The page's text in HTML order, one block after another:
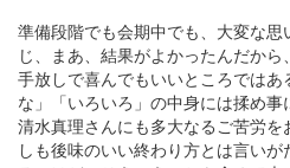
準備段階でも会期中でも、大変な
じ、まあ、結果がよかったんだか
手放しで喜んでもいいところでは
な」「いろいろ」の中身には揉め事
清水真理さんにも多大なるご苦労
しも後味のいい終わり方とは言い